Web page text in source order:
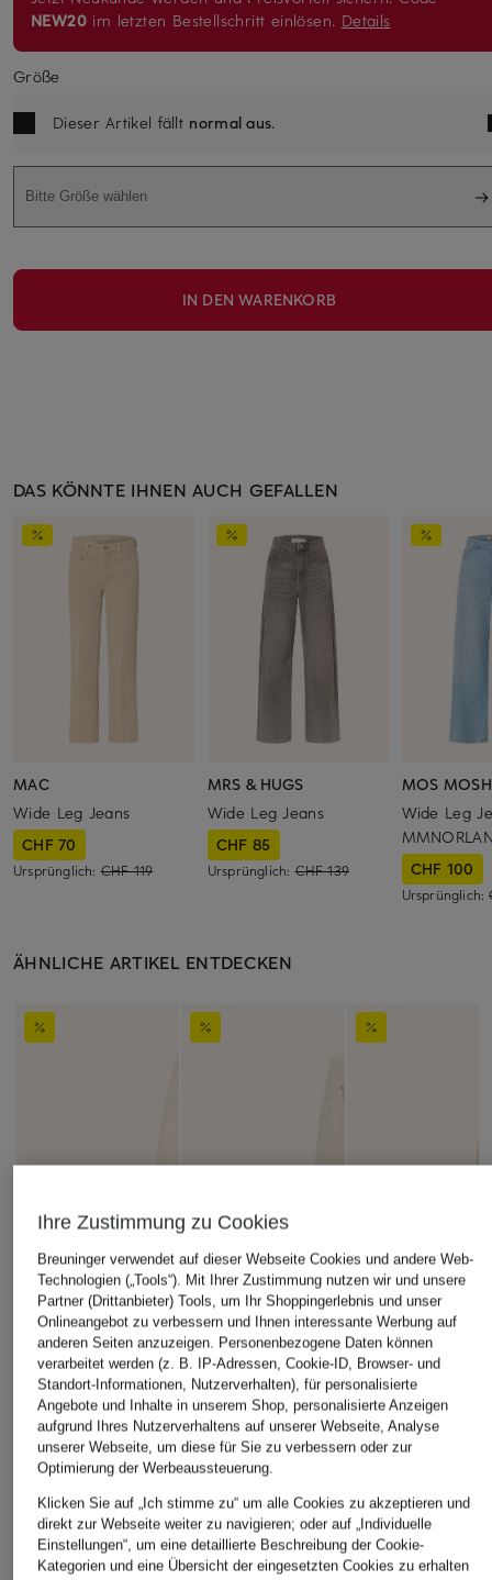
NEW20 im letzten Bestellschritt einlösen. Details
Größe
Dieser Artikel fällt normal aus.
Bitte Größe wählen
IN DEN WARENKORB
DAS KÖNNTE IHNEN AUCH GEFALLEN
MAC
Wide Leg Jeans
CHF 70
Ursprünglich: CHF 119
MRS & HUGS
Wide Leg Jeans
CHF 85
Ursprünglich:CHF 139
MOS MOSH
Wide Leg
CHF 100
Ursprünglich:
ÄHNLICHE ARTIKEL ENTDECKEN
Ihre Zustimmung zu Cookies
Breuninger verwendet auf dieser Webseite Cookies und andere Web-
Technologien („Tools“). Mit Ihrer Zustimmung nutzen wir und unsere
Partner (Drittanbieter) Tools, um Ihr Shoppingerlebnis und unser
Onlineangebot zu verbessern und Ihnen interessante Werbung auf
anderen Seiten anzuzeigen. Personenbezogene Daten können
verarbeitet werden (z. B. IP-Adressen, Cookie-ID, Browser- und
Standort-Informationen, Nutzerverhalten), für personalisierte
Angebote und Inhalte in unserem Shop, personalisierte Anzeigen
aufgrund Ihres Nutzerverhaltens auf unserer Webseite, Analyse
unserer Webseite, um diese für Sie zu verbessern oder zur
Optimierung der Werbeaussteuerung.
Klicken Sie auf „Ich stimme zu“ um alle Cookies zu akzeptieren und
direkt zur Webseite weiter zu navigieren; oder auf „Individuelle
Einstellungen“, um eine detaillierte Beschreibung der Cookie-
Kategorien und eine Übersicht der eingesetzten Cookies zu erhalten